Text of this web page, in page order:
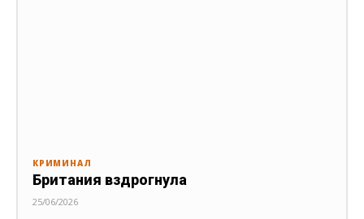
КРИМИНАЛ
Британия вздрогнула
25/06/2026